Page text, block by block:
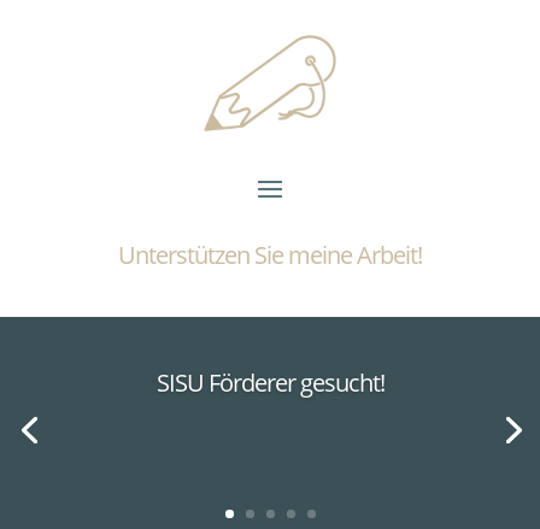
Unterstützen Sie meine Arbeit!
SISU Förderer gesucht!